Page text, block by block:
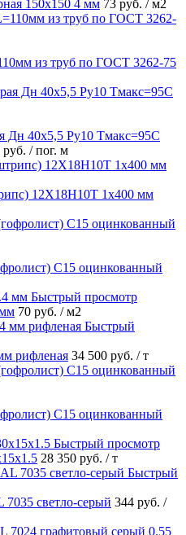
150х150 4 мм 73 руб. / м2
из труб по ГОСТ 3262-75
Дн 40х5,5 Ру10 Тмакс=95C
руб. / пог. м
12Х18Н10Т 1х400 мм
С15 оцинкованный
Быстрый просмотр
70 руб. / м2
Быстрый
рифленая 34 500 руб. / т
С15 оцинкованный
Быстрый просмотр
28 350 руб. / т
Быстрый
светло-серый 344 руб. /